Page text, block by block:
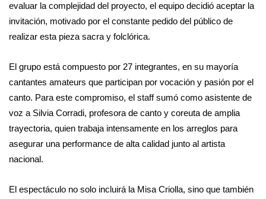
evaluar la complejidad del proyecto, el equipo decidió aceptar la
invitación, motivado por el constante pedido del público de
realizar esta pieza sacra y folclórica.
El grupo está compuesto por 27 integrantes, en su mayoría
cantantes amateurs que participan por vocación y pasión por el
canto. Para este compromiso, el staff sumó como asistente de
voz a Silvia Corradi, profesora de canto y coreuta de amplia
trayectoria, quien trabaja intensamente en los arreglos para
asegurar una performance de alta calidad junto al artista
nacional.
El espectáculo no solo incluirá la Misa Criolla, sino que también